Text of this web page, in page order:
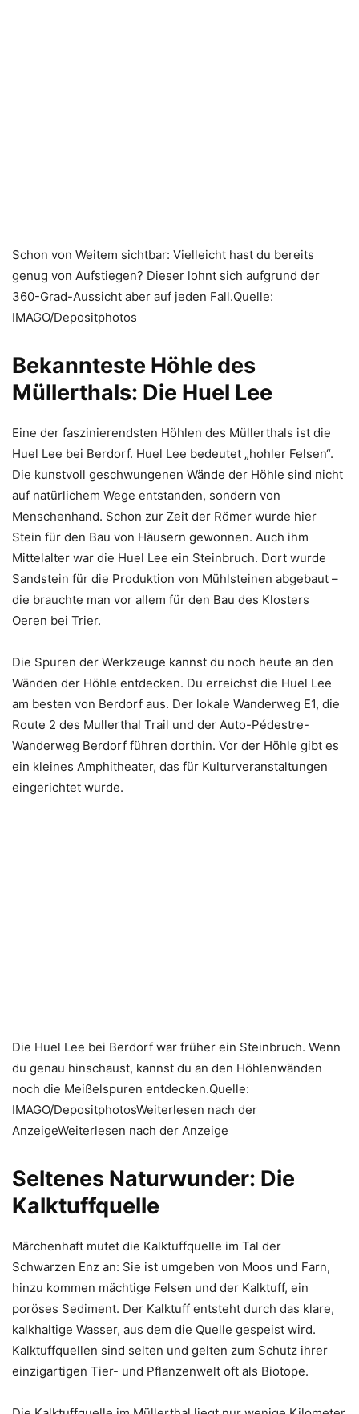
Schon von Weitem sichtbar: Vielleicht hast du bereits
genug von Aufstiegen? Dieser lohnt sich aufgrund der
360-Grad-Aussicht aber auf jeden Fall.Quelle:
IMAGO/Depositphotos
Bekannteste Höhle des
Müllerthals: Die Huel Lee
Eine der faszinierendsten Höhlen des Müllerthals ist die
Huel Lee bei Berdorf. Huel Lee bedeutet „hohler Felsen“.
Die kunstvoll geschwungenen Wände der Höhle sind nicht
auf natürlichem Wege entstanden, sondern von
Menschenhand. Schon zur Zeit der Römer wurde hier
Stein für den Bau von Häusern gewonnen. Auch ihm
Mittelalter war die Huel Lee ein Steinbruch. Dort wurde
Sandstein für die Produktion von Mühlsteinen abgebaut –
die brauchte man vor allem für den Bau des Klosters
Oeren bei Trier.
Die Spuren der Werkzeuge kannst du noch heute an den
Wänden der Höhle entdecken. Du erreichst die Huel Lee
am besten von Berdorf aus. Der lokale Wanderweg E1, die
Route 2 des Mullerthal Trail und der Auto-Pédestre-
Wanderweg Berdorf führen dorthin. Vor der Höhle gibt es
ein kleines Amphitheater, das für Kulturveranstaltungen
eingerichtet wurde.
Die Huel Lee bei Berdorf war früher ein Steinbruch. Wenn
du genau hinschaust, kannst du an den Höhlenwänden
noch die Meißelspuren entdecken.Quelle:
IMAGO/DepositphotosWeiterlesen nach der
AnzeigeWeiterlesen nach der Anzeige
Seltenes Naturwunder: Die
Kalktuffquelle
Märchenhaft mutet die Kalktuffquelle im Tal der
Schwarzen Enz an: Sie ist umgeben von Moos und Farn,
hinzu kommen mächtige Felsen und der Kalktuff, ein
poröses Sediment. Der Kalktuff entsteht durch das klare,
kalkhaltige Wasser, aus dem die Quelle gespeist wird.
Kalktuffquellen sind selten und gelten zum Schutz ihrer
einzigartigen Tier- und Pflanzenwelt oft als Biotope.